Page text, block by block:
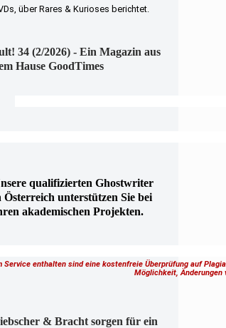
über Rares & Kurioses berichtet.
34 (2/2026) - Ein Magazin aus
Hause GoodTimes
qualifizierten Ghostwriter
Österreich unterstützen Sie bei
akademischen Projekten.
Service enthalten sind eine kostenfreie Überprüfung auf
Möglichkeit,
& Bracht sorgen für ein